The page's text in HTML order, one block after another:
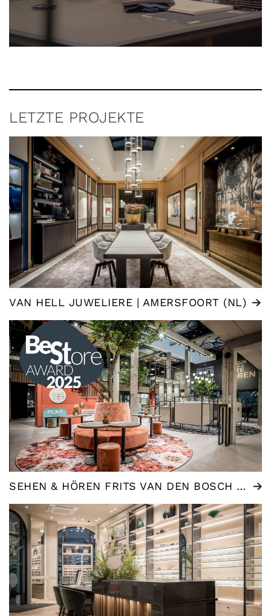
LETZTE PROJEKTE
VAN HELL JUWELIERE | AMERSFOORT (NL)
SEHEN & HÖREN FRITS VAN DEN BOSCH | WOMMELGEM (BE)